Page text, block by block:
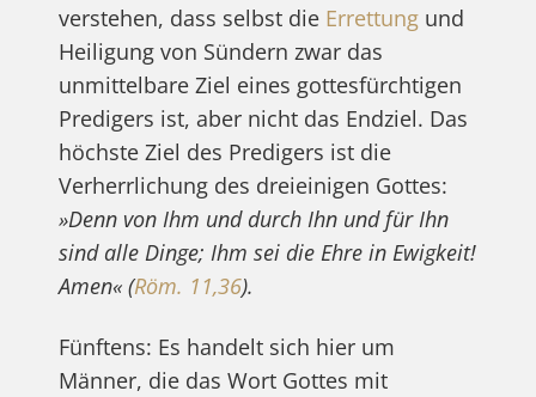
verstehen, dass selbst die Errettungund
Heiligung von Sündern zwar das
unmittelbare Ziel eines gottesfürchtigen
Predigers ist, aber nicht das Endziel. Das
höchste Ziel des Predigers ist die
Verherrlichung des dreieinigen Gottes:
»Denn von Ihm und durch Ihn und für Ihn
sind alle Dinge; Ihm sei die Ehre in Ewigkeit!
Amen« (Röm. 11,36).
Fünftens: Es handelt sich hier um
Männer, die das Wort Gottes mit